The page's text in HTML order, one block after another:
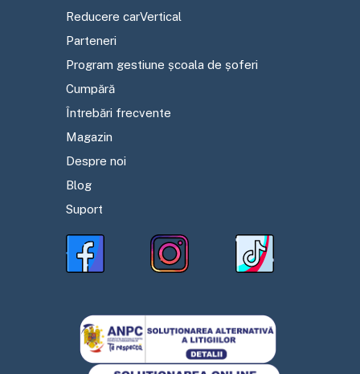
Reducere carVertical
Parteneri
Program gestiune școala de șoferi
Cumpără
Întrebări frecvente
Magazin
Despre noi
Blog
Suport